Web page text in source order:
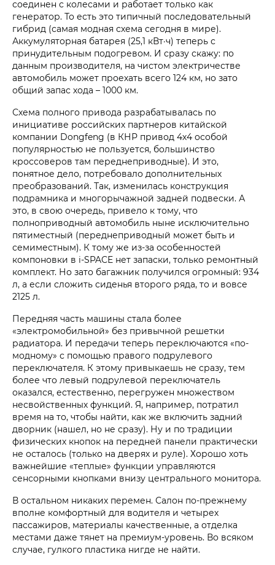
соединен с колесами и работает только как
генератор. То есть это типичный последовательный
гибрид (самая модная схема сегодня в мире).
Аккумуляторная батарея (25,1 кВт·ч) теперь с
принудительным подогревом. И сразу скажу: по
данным производителя, на чистом электричестве
автомобиль может проехать всего 124 км, но зато
общий запас хода – 1000 км.
Схема полного привода разрабатывалась по
инициативе российских партнеров китайской
компании Dongfeng (в КНР привод 4х4 особой
популярностью не пользуется, большинство
кроссоверов там переднеприводные). И это,
понятное дело, потребовало дополнительных
преобразований. Так, изменилась конструкция
подрамника и многорычажной задней подвески. А
это, в свою очередь, привело к тому, что
полноприводный автомобиль ныне исключительно
пятиместный (переднеприводный может быть и
семиместным). К тому же из-за особенностей
компоновки в i‑SPACE нет запаски, только ремонтный
комплект. Но зато багажник получился огромный: 934
л, а если сложить сиденья второго ряда, то и вовсе
2125 л.
Передняя часть машины стала более
«электромобильной» без привычной решетки
радиатора. И передачи теперь переключаются «по-
модному» с помощью правого подрулевого
переключателя. К этому привыкаешь не сразу, тем
более что левый подрулевой переключатель
оказался, естественно, перегружен множеством
несвойственных функций. Я, например, потратил
время на то, чтобы найти, как же включить задний
дворник (нашел, но не сразу). Ну и по традиции
физических кнопок на передней панели практически
не осталось (только на дверях и руле). Хорошо хоть
важнейшие «теплые» функции управляются
сенсорными кнопками внизу центрального монитора.
В остальном никаких перемен. Салон по-прежнему
вполне комфортный для водителя и четырех
пассажиров, материалы качественные, а отделка
местами даже тянет на премиум-уровень. Во всяком
случае, гулкого пластика нигде не найти.